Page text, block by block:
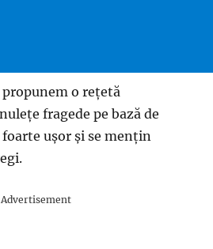
o rețetă
fragede pe bază de
foarte ușor și se mențin
Advertisement